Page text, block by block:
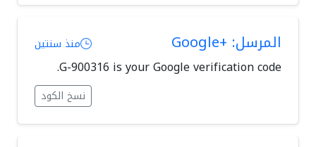
المرسل: +Google منذ سنتين
G-900316 is your Google verification code.
نسخ الكود